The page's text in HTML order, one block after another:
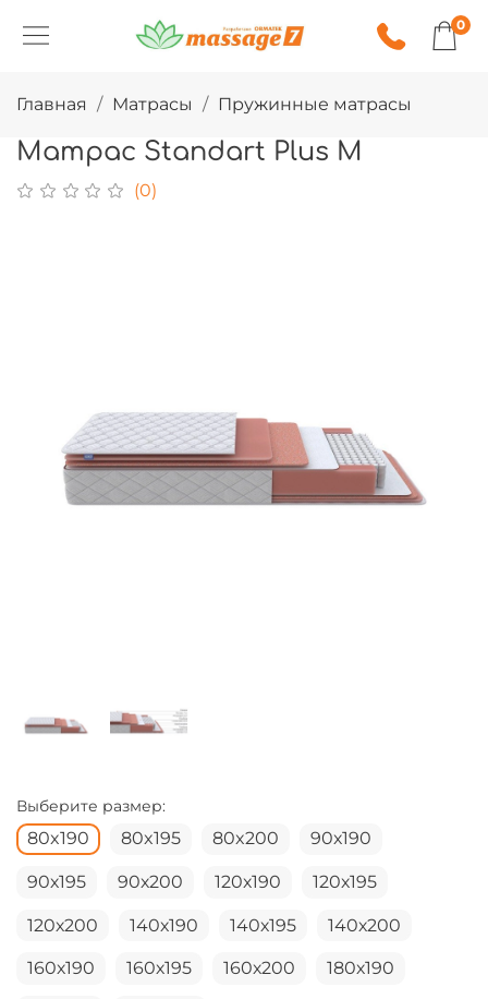
0
Главная Матрасы Пружинные матрасы
Матрас Standart Plus M
(0)
Выберите размер:
80x190 80x195 80x200 90х190
90х195 90х200 120х190 120х195
120х200 140х190 140х195 140х200
160х190 160х195 160х200 180х190